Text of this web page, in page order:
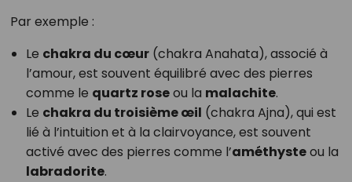
Par exemple :
Le chakra du cœur(chakra Anahata), associé à
l’amour, est souvent équilibré avec des pierres
comme le quartz roseou la malachite.
Le chakra du troisième œil (chakra Ajna), qui est
lié à l’intuition et à la clairvoyance, est souvent
activé avec des pierres comme l’améthysteou la
labradorite.